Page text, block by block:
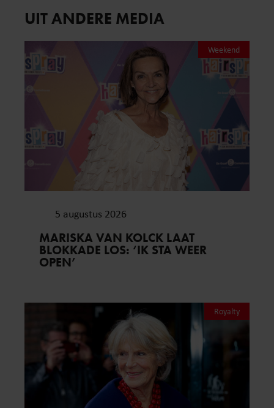
UIT ANDERE MEDIA
Weekend
5 augustus 2026
MARISKA VAN KOLCK LAAT
BLOKKADE LOS: ‘IK STA WEER
OPEN’
Royalty